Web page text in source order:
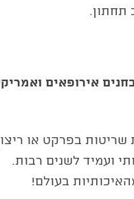
תחתון.
אירופאים
שריטות בפרקט או
ועמיד לשנים רבות.